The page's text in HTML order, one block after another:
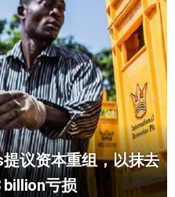
议资本重组，以抹去
billion亏损